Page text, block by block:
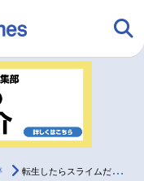
ニメ
グッズ
転生したらスライムだった件 コリウスの夢｜動画配信情報・2023秋アニメ最新情報一覧